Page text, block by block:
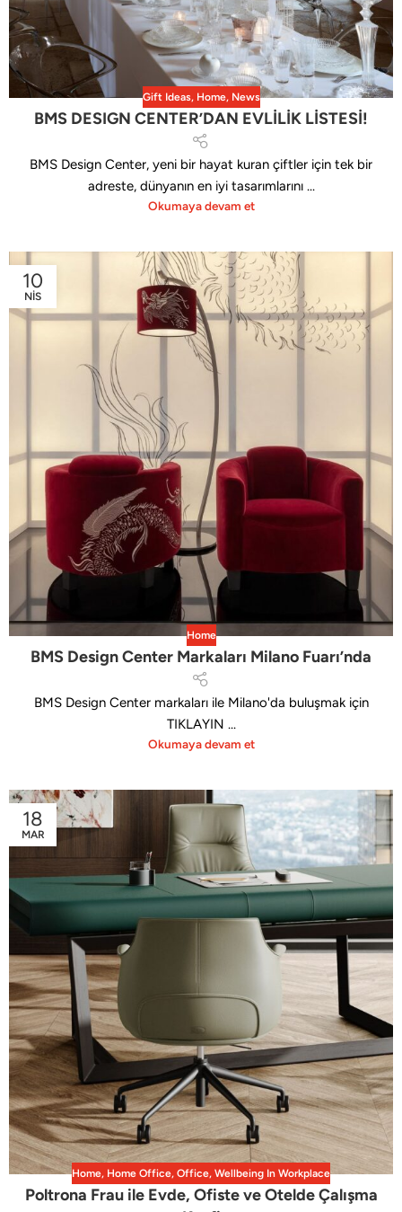
Gift Ideas, Home, News
BMS DESIGN CENTER’DAN EVLİLİK LİSTESİ!
BMS Design Center, yeni bir hayat kuran çiftler için tek bir
adreste, dünyanın en iyi tasarımlarını ...
Okumaya devam et
10
NIS
Home
BMS Design Center Markaları Milano Fuarı’nda
BMS Design Center markaları ile Milano'da buluşmak için
TIKLAYIN ...
Okumaya devam et
18
MAR
Home, Home Office, Office, Wellbeing In Workplace
Poltrona Frau ile Evde, Ofiste ve Otelde Çalışma